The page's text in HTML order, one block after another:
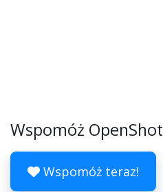
Wspomóż OpenShot
Wspomóż teraz!